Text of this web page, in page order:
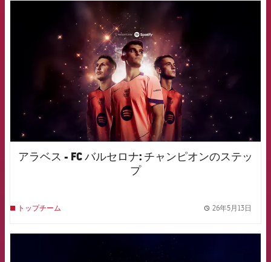
アラベス - FC バルセロナ: チャンピオンのステッ
プ
トップチーム 26年5月13日
FCB Barcelona badge